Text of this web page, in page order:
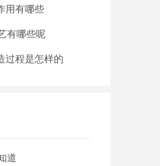
用有哪些
有哪些呢
过程是怎样的
道